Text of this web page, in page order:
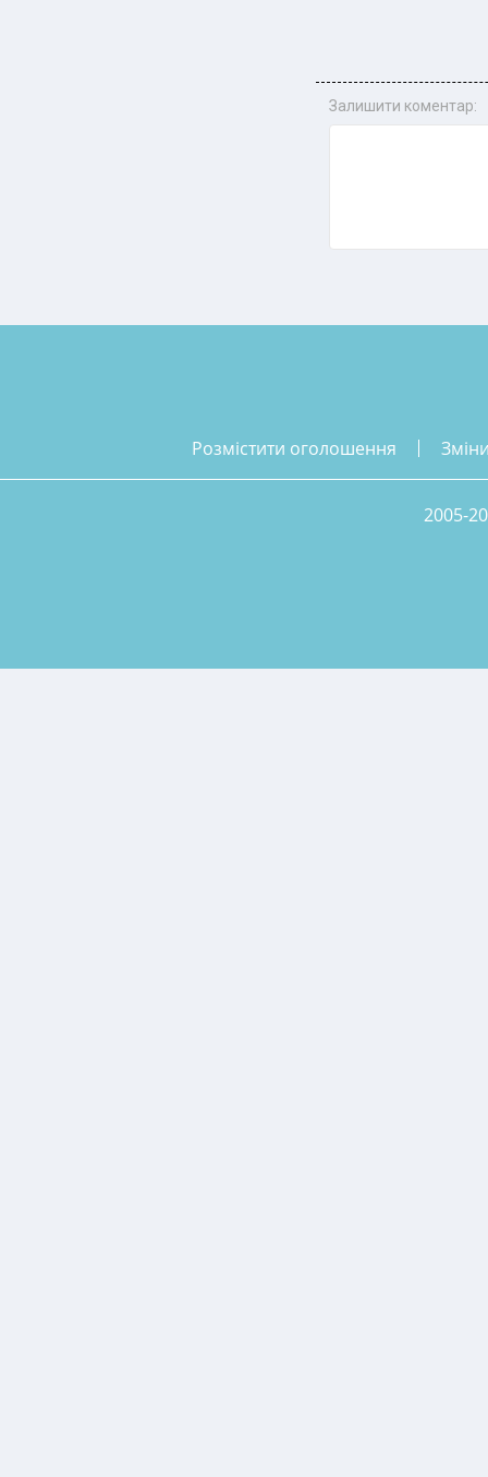
Залишити коментар:
розмістити оголошення
2005-